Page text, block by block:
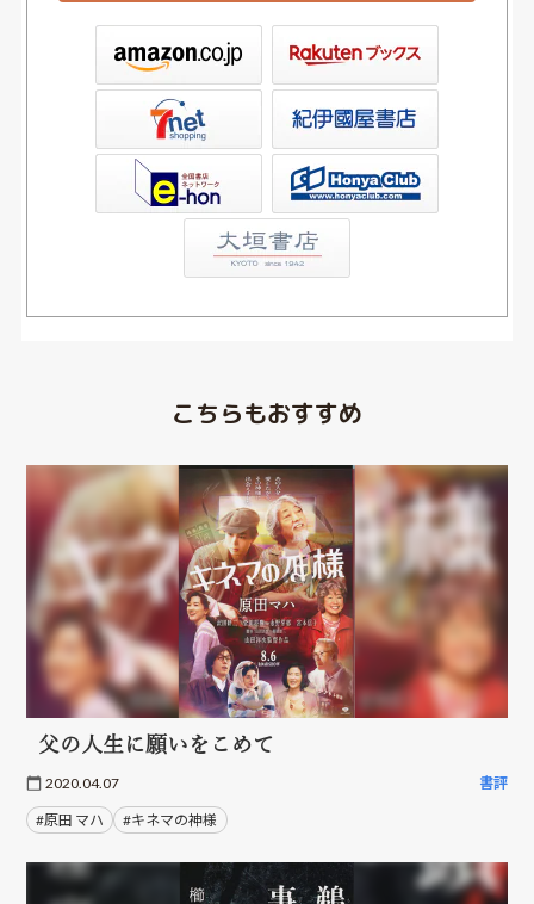
書店ウェブストア
こちらもおすすめ
父の人生に願いをこめて
2020.04.07 書評
#原田 マハ #キネマの神様